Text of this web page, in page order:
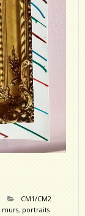
CM1/CM2
murs, portraits